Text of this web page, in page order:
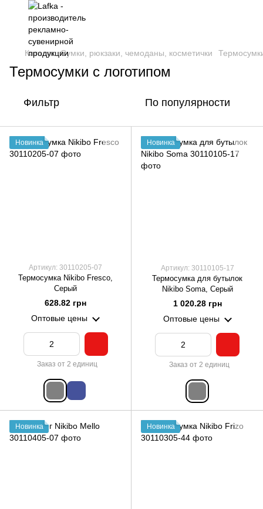
Каталог Сумки, рюкзаки, чемоданы, косметички
Термосумки с логотипом
Фильтр По популярности
Новинка
Артикул: 30110205-07
Термосумка Nikibo Fresco,
Серый
628.82 грн
Оптовые цены
Заказ от 2 единиц
Новинка
Артикул: 30110105-17
Термосумка для бутылок
Nikibo Soma, Серый
1 020.28 грн
Оптовые цены
Заказ от 2 единиц
Новинка Новинка